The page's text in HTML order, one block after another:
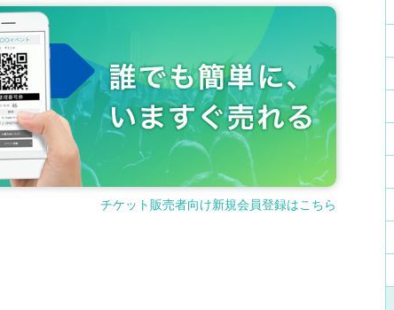
をご掲示いただきます。スクリーンショット不可。
が完全一致している身分証）をご掲示いただきます。
・在留カード・住基カード
ます。
チケット販売者向け新規会員登録はこちら